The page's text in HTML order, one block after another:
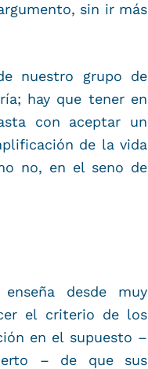
sin ir más
nuestro grupo de
hay que tener en
con aceptar un
de la vida
no, en el seno de
desde muy
el criterio de los
en el supuesto –
– de que sus